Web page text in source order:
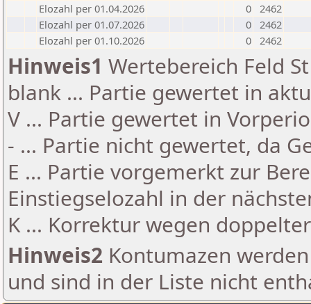
Elozahl per 01.04.2026
0 2462
Elozahl per 01.07.2026
0 2462
Elozahl per 01.10.2026
0 2462
Hinweis1 Wertebereich Feld
blank ... Partie gewertet in
V ... Partie gewertet in
- ... Partie nicht gewertet, da
E ... Partie vorgemerkt zur
Einstiegselozahl in der
K ... Korrektur wegen
Hinweis2 Kontumazen
und sind in der Liste nicht